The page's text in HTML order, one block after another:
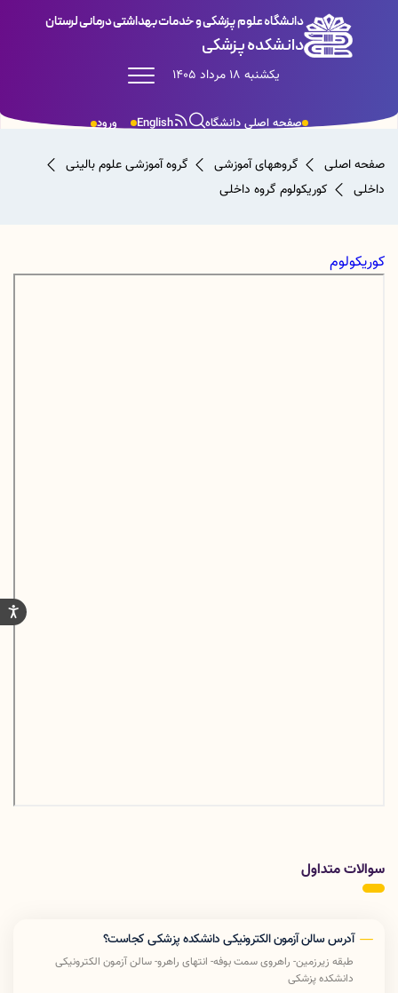
دانشگاه علوم پزشکی و خدمات بهداشتی درمانی لرستان
دانشکده پزشکی
یکشنبه 18 مرداد 1405
ورود English صفحه اصلی دانشگاه
صفحه اصلی گروههای آموزشی
گروه آموزشی علوم بالینی
داخلی
کوریکولوم گروه داخلی
کوریکولوم
سوالات متداول
آدرس سالن آزمون الکترونیکی دانشکده پزشکی کجاست؟
طبقه زیرزمین- راهروی سمت بوفه- انتهای راهرو- سالن آزمون الکترونیکی
دانشکده پزشکی